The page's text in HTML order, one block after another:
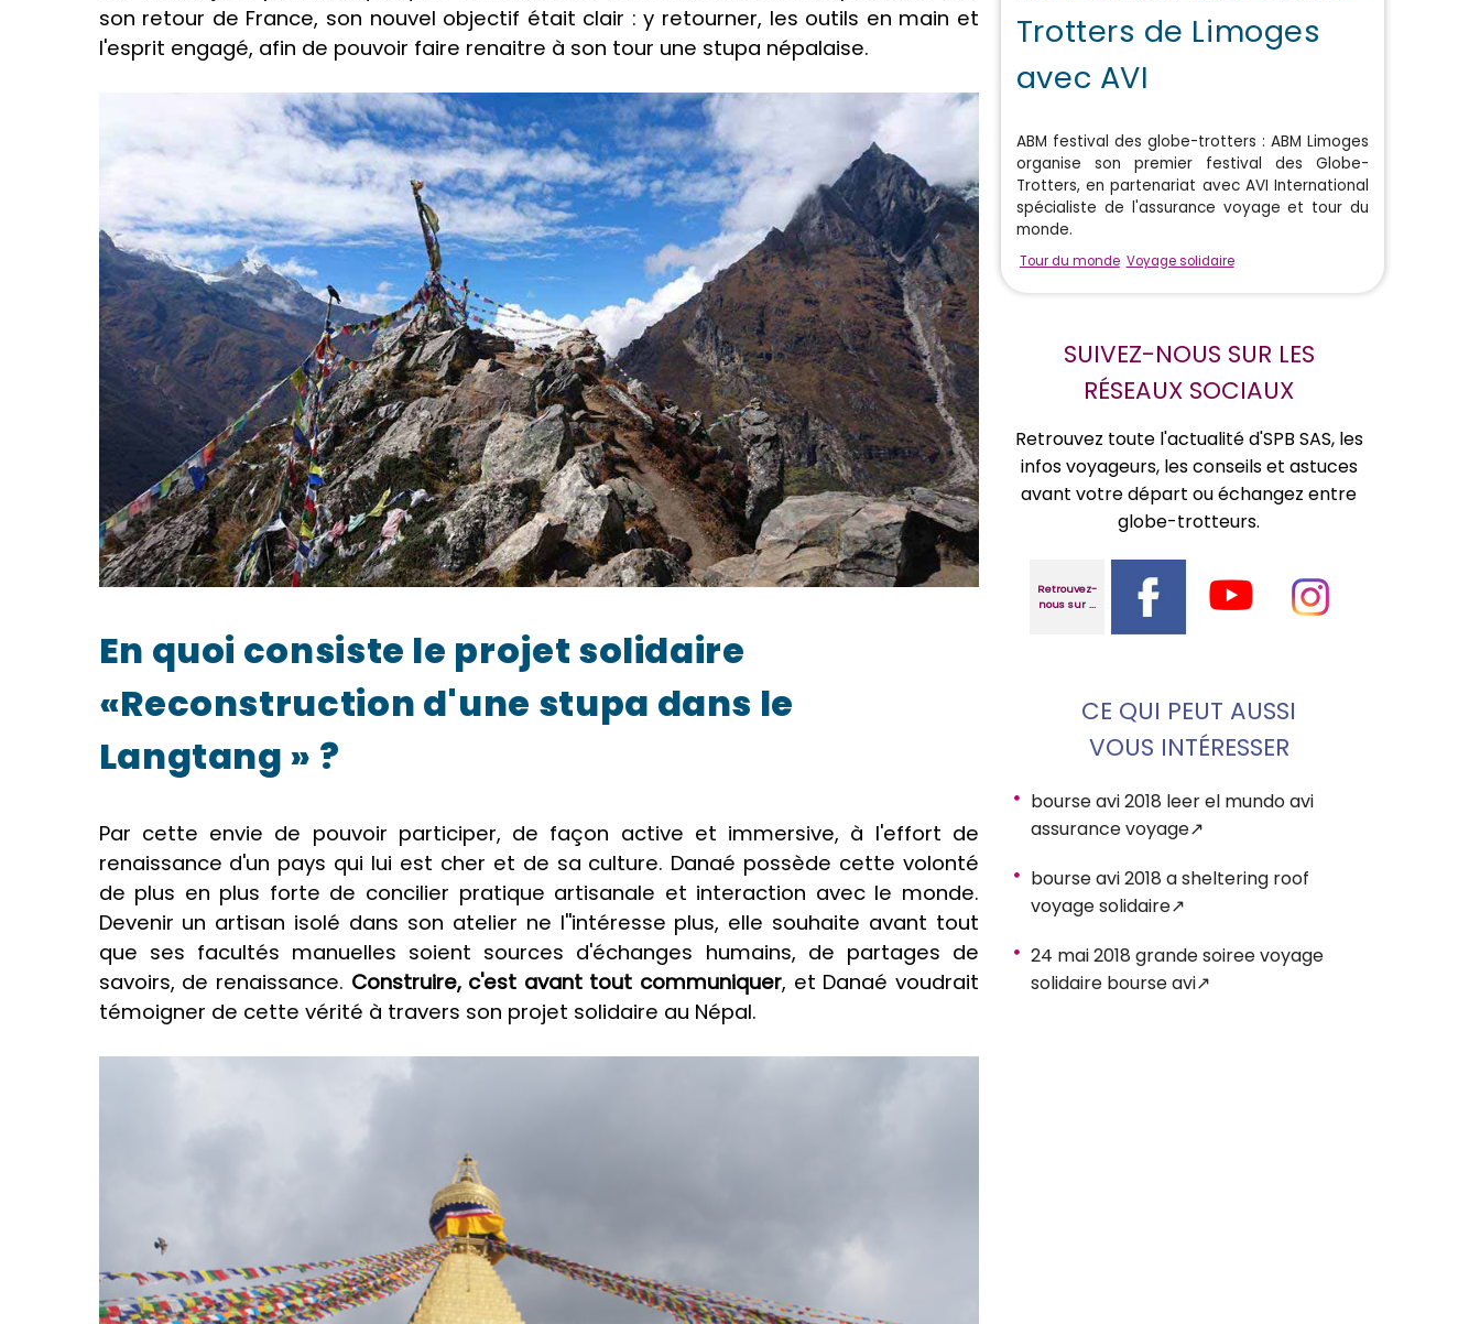
son retour de France, son nouvel objectif était clair : y retourner, les outils en main et
l'esprit engagé, afin de pouvoir faire renaitre à son tour une stupa népalaise.
En quoi consiste le projet solidaire
«Reconstruction d'une stupa dans le
Langtang » ?
Par cette envie de pouvoir participer, de façon active et immersive, à l'effort de
renaissance d'un pays qui lui est cher et de sa culture. Danaé possède cette volonté
de plus en plus forte de concilier pratique artisanale et interaction avec le monde.
Devenir un artisan isolé dans son atelier ne l''intéresse plus, elle souhaite avant tout
que ses facultés manuelles soient sources d'échanges humains, de partages de
savoirs, de renaissance. Construire, c'est avant tout communiquer, et Danaé voudrait
témoigner de cette vérité à travers son projet solidaire au Népal.
Trotters de Limoges
avec AVI
ABM festival des globe-trotters : ABM Limoges
organise son premier festival des Globe-
Trotters, en partenariat avec AVI International
spécialiste de l'assurance voyage et tour du
monde.
Tour du monde Voyage solidaire
SUIVEZ-NOUS SUR LES
RÉSEAUX SOCIAUX
Retrouvez toute l'actualité d'SPB SAS, les
infos voyageurs, les conseils et astuces
avant votre départ ou échangez entre
globe-trotteurs.
Retrouvez-
nous sur ...
CE QUI PEUT AUSSI
VOUS INTÉRESSER
bourse avi 2018 leer el mundo avi
assurance voyage
bourse avi 2018 a sheltering roof
voyage solidaire
24 mai 2018 grande soiree voyage
solidaire bourse avi